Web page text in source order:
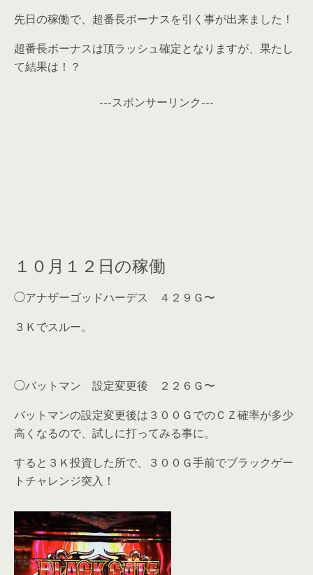
先日の稼働で、超番長ボーナスを引く事が出来ました！
超番長ボーナスは頂ラッシュ確定となりますが、果たし
て結果は！？
---スポンサーリンク---
１０月１２日の稼働
◯アナザーゴッドハーデス ４２９Ｇ〜
３Ｋでスルー。
◯バットマン 設定変更後 ２２６Ｇ〜
バットマンの設定変更後は３００ＧでのＣＺ確率が多少
高くなるので、試しに打ってみる事に。
すると３Ｋ投資した所で、３００Ｇ手前でブラックゲー
トチャレンジ突入！